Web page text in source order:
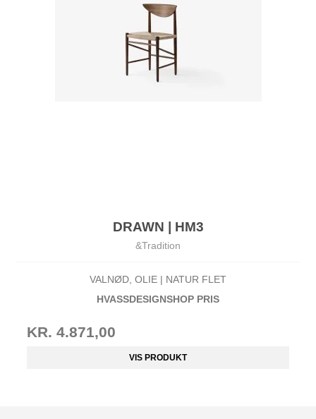
DRAWN | HM3
&Tradition
VALNØD, OLIE | NATUR FLET
HVASSDESIGNSHOP PRIS
KR. 4.871,00
VIS PRODUKT